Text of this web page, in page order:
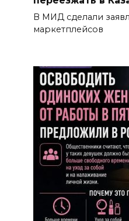
В МИД сделали
маркетплейсов